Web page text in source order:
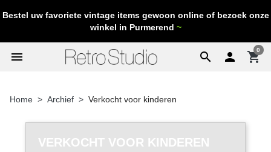
Bestel uw favoriete vintage items gewoon online of bezoek onze
winkel in Purmerend ~
search
menu  shopping_cart
0
Home Archief Verkocht voor kinderen
VERKOCHT VOOR KINDEREN